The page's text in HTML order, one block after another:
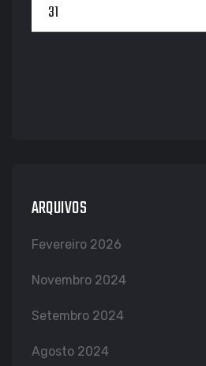
31
ARQUIVOS
Fevereiro 2026
Novembro 2024
Setembro 2024
Agosto 2024